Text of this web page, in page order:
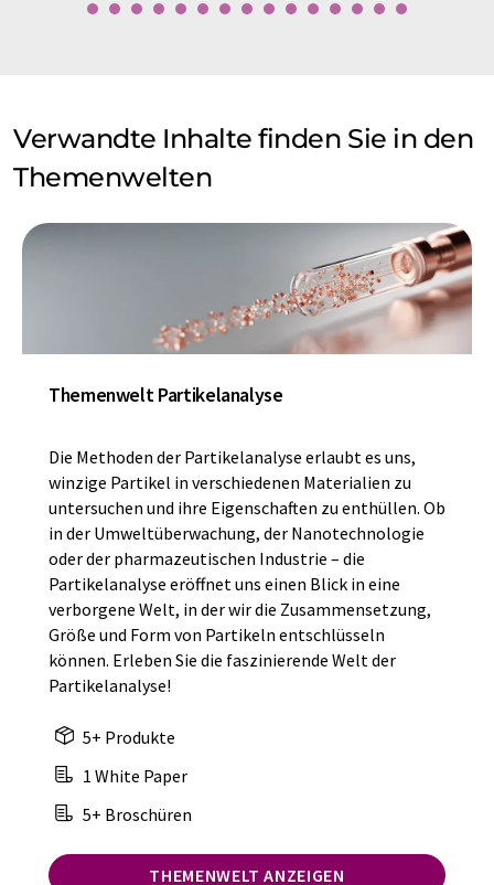
Verwandte Inhalte finden Sie in den
Themenwelten
Themenwelt Partikelanalyse
Die Methoden der Partikelanalyse erlaubt es uns,
winzige Partikel in verschiedenen Materialien zu
untersuchen und ihre Eigenschaften zu enthüllen. Ob
in der Umweltüberwachung, der Nanotechnologie
oder der pharmazeutischen Industrie – die
Partikelanalyse eröffnet uns einen Blick in eine
verborgene Welt, in der wir die Zusammensetzung,
Größe und Form von Partikeln entschlüsseln
können. Erleben Sie die faszinierende Welt der
Partikelanalyse!
5+ Produkte
1 White Paper
5+ Broschüren
THEMENWELT ANZEIGEN